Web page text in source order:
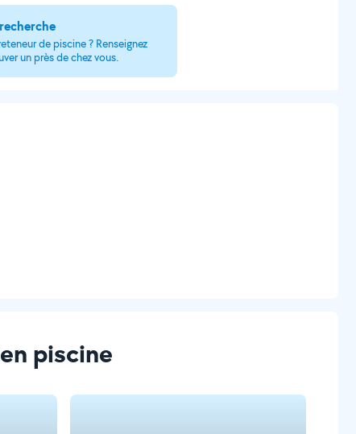
de piscine ? Renseignez
un près de chez vous.
piscine